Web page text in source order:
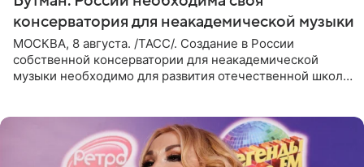
консерватория для неакадемической музыки
МОСКВА, 8 августа. /ТАСС/. Создание в России
собственной консерватории для неакадемической
музыки необходимо для развития отечественной школы